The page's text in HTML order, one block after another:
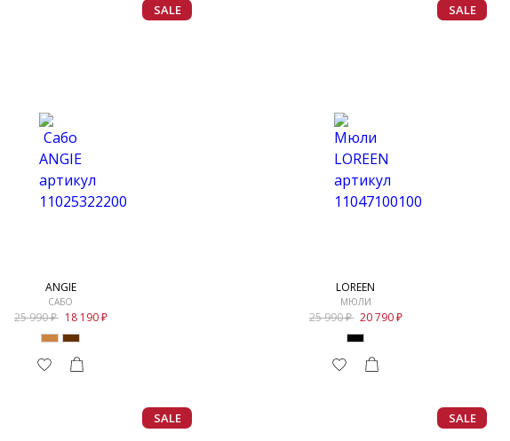
SALE
ANGIE
САБО
25 990 18 190
SALE
LOREEN
МЮЛИ
25 990 20 790
SALE SALE